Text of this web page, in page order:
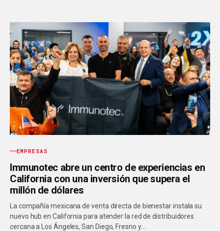
EMPRESAS
Immunotec abre un centro de experiencias en
California con una inversión que supera el
millón de dólares
La compañía mexicana de venta directa de bienestar instala su
nuevo hub en California para atender la red de distribuidores
cercana a Los Ángeles, San Diego, Fresno y…